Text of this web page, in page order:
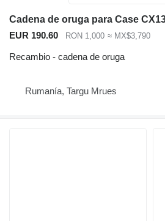
EUR 190.60 RON 1,000 ≈ MX$3,790
Recambio - cadena de oruga
Rumanía, Targu Mrues